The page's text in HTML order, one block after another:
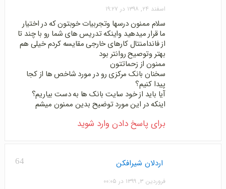
اسفند ۲۴, ۱۳۹۸ در ۱۹:۲۷
سلام ممنون درسها وتجربیات خوبتون که در اختیار
ما قرار میدهید واینکه تدریس های شما رو با چند تا
از فاندامنتال کارهای خارجی مقایسه کردم خیلی هم
بهتر وتوصیح روانتر بود
ممنون از زحماتتون
سخنان بانک مرکزی رو در مورد شاخص ها از کجا
پیدا کنیم؟
آیا باید از خود سایت بانک ها به دست بیاریم؟
اینکه در این مورد توضیح بدین ممنون میشم
برای پاسخ دادن وارد شوید
64 اردلان شیرافکن
فروردین ۳, ۱۳۹۹ در ۰۰:۰۵